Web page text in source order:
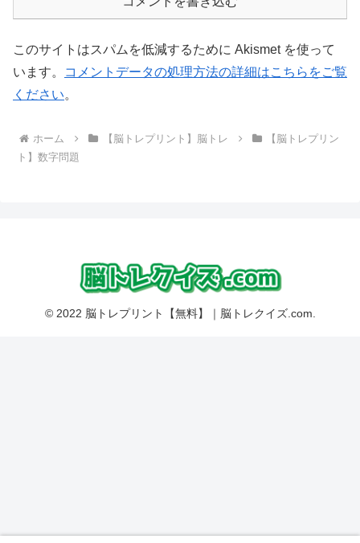
このサイトはスパムを低減するために Akismet を使って
います。
コメントデータの処理方法の詳細はこちらをご覧
ください。
ホーム 【脳トレプリント】脳トレ
【脳トレプリン
ト】数字問題
© 2022 脳トレプリント【無料】｜脳トレクイズ.com.